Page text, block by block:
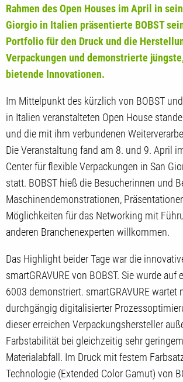
Rahmen des Open Houses im April in
Giorgio in Italien präsentierte BOBST
Portfolio für den Druck und die
Verpackungen und demonstrierte
bietende Innovationen.
Im Mittelpunkt des kürzlich von BOBST
in Italien veranstalteten Open House
und die mit ihm verbundenen
Die Veranstaltung fand am 8. und 9. April
Center für flexible Verpackungen in San
statt. BOBST hieß die Besucherinnen und
Maschinendemonstrationen,
Möglichkeiten für das Networking mit
anderen Branchenexperten willkommen.
Das Highlight beider Tage war die
smartGRAVURE von BOBST. Sie wurde auf
6003 demonstriert. smartGRAVURE wartet
durchgängig digitalisierter
dieser erreichen Verpackungshersteller
Farbstabilität bei gleichzeitig sehr
Materialabfall. Im Druck mit festem
Technologie (Extended Color Gamut) von